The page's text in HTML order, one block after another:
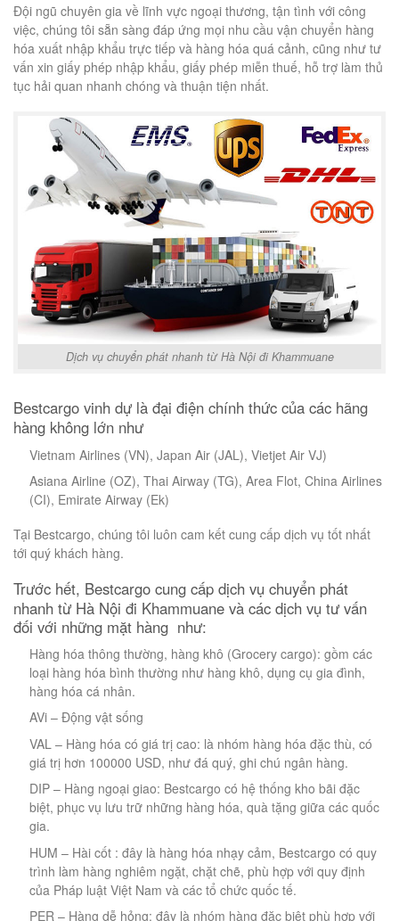
Đội ngũ chuyên gia về lĩnh vực ngoại thương, tận tình với công
việc, chúng tôi sẵn sàng đáp ứng mọi nhu cầu vận chuyển hàng
hóa xuất nhập khẩu trực tiếp và hàng hóa quá cảnh, cũng như tư
vấn xin giấy phép nhập khẩu, giấy phép miễn thuế, hỗ trợ làm thủ
tục hải quan nhanh chóng và thuận tiện nhất.
Dịch vụ chuyển phát nhanh từ Hà Nội đi Khammuane
Bestcargo vinh dự là đại điện chính thức của các hãng
hàng không lớn như
Vietnam Airlines (VN), Japan Air (JAL), Vietjet Air VJ)
Asiana Airline (OZ), Thai Airway (TG), Area Flot, China Airlines
(CI), Emirate Airway (Ek)
Tại Bestcargo, chúng tôi luôn cam kết cung cấp dịch vụ tốt nhất
tới quý khách hàng.
Trước hết, Bestcargo cung cấp dịch vụ chuyển phát
nhanh từ Hà Nội đi Khammuane và các dịch vụ tư vấn
đối với những mặt hàng như:
Hàng hóa thông thường, hàng khô (Grocery cargo): gồm các
loại hàng hóa bình thường như hàng khô, dụng cụ gia đình,
hàng hóa cá nhân.
AVi – Động vật sống
VAL – Hàng hóa có giá trị cao: là nhóm hàng hóa đặc thù, có
giá trị hơn 100000 USD, như đá quý, ghi chú ngân hàng.
DIP – Hàng ngoại giao: Bestcargo có hệ thống kho bãi đặc
biệt, phục vụ lưu trữ những hàng hóa, quà tặng giữa các quốc
gia.
HUM – Hài cốt : đây là hàng hóa nhạy cảm, Bestcargo có quy
trình làm hàng nghiêm ngặt, chặt chẽ, phù hợp với quy định
của Pháp luật Việt Nam và các tổ chức quốc tế.
PER – Hàng dễ hỏng: đây là nhóm hàng đặc biệt phù hợp với